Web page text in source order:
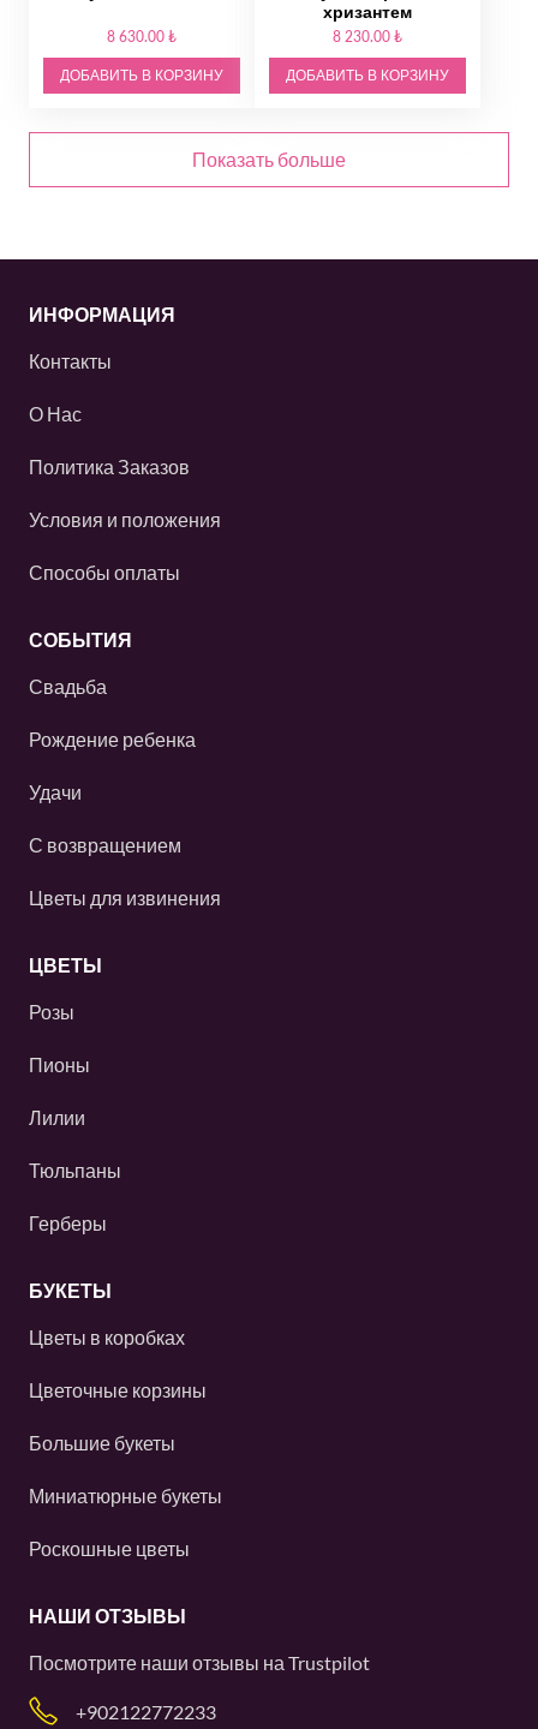
8 630.00 ₺
ДОБАВИТЬ В КОРЗИНУ
хризантем
8 230.00 ₺
ДОБАВИТЬ В КОРЗИНУ
Показать больше
ИНФОРМАЦИЯ
Контакты
О Нас
Политика Заказов
Условия и положения
Способы оплаты
СОБЫТИЯ
Свадьба
Рождение ребенка
Удачи
С возвращением
Цветы для извинения
ЦВЕТЫ
Розы
Пионы
Лилии
Тюльпаны
Герберы
БУКЕТЫ
Цветы в коробках
Цветочные корзины
Большие букеты
Миниатюрные букеты
Роскошные цветы
НАШИ ОТЗЫВЫ
Посмотрите наши отзывы на Trustpilot
+902122772233